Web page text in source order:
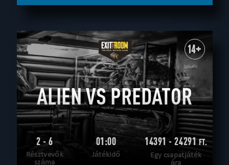
14+
ALIEN VS PREDATOR
2 - 6
Résztvevők
száma
01:00
Játékidő
14391 - 24291FT.
Egy csapatjáték
ára